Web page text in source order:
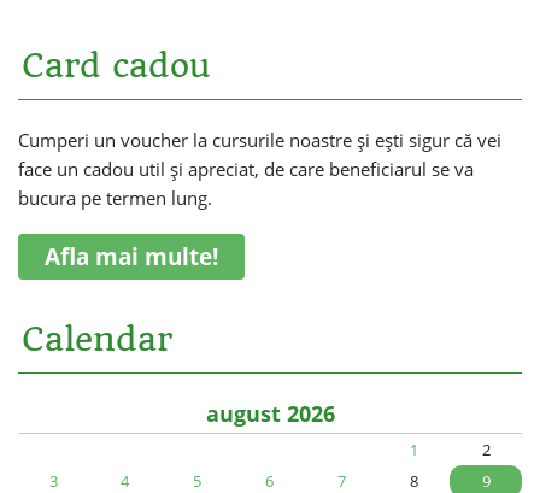
Card cadou
Cumperi un voucher la cursurile noastre și ești sigur că vei
face un cadou util și apreciat, de care beneficiarul se va
bucura pe termen lung.
Afla mai multe!
Calendar
august 2026
1
2
3
4 5 6 7 8
9